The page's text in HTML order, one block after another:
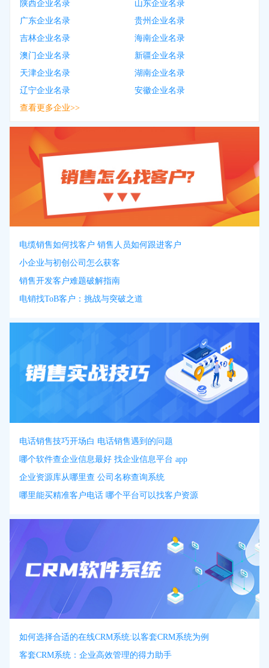
陕西企业名录
山东企业名录
广东企业名录
贵州企业名录
吉林企业名录
海南企业名录
澳门企业名录
新疆企业名录
天津企业名录
湖南企业名录
辽宁企业名录
安徽企业名录
查看更多企业>>
电缆销售如何找客户 销售人员如何跟进客户
小企业与初创公司怎么获客
销售开发客户难题破解指南
电销找ToB客户：挑战与突破之道
电话销售技巧开场白 电话销售遇到的问题
哪个软件查企业信息最好 找企业信息平台 app
企业资源库从哪里查 公司名称查询系统
哪里能买精准客户电话 哪个平台可以找客户资源
如何选择合适的在线CRM系统:以客套CRM系统为例
客套CRM系统：企业高效管理的得力助手